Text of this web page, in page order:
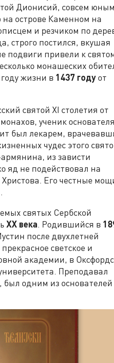
Дионисий, совсем юным
на острове Каменном на
и резчиком по
строго постился, вкушая
подвиги привели к
монашеских
жизни в 1437 годуот
святой XI столетия от
ученик основателя
был лекарем,
чудес этого
из зависти
яд не подействовал на
Христова. Его честные
святых Сербской
XX века. Родившийся в
после двухлетней
светское и
академии, в
Преподавал
был одним из основателей